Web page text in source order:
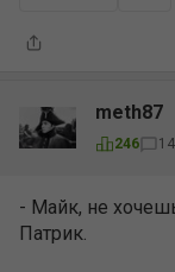
meth87
246 14
- Майк, не
Патрик.